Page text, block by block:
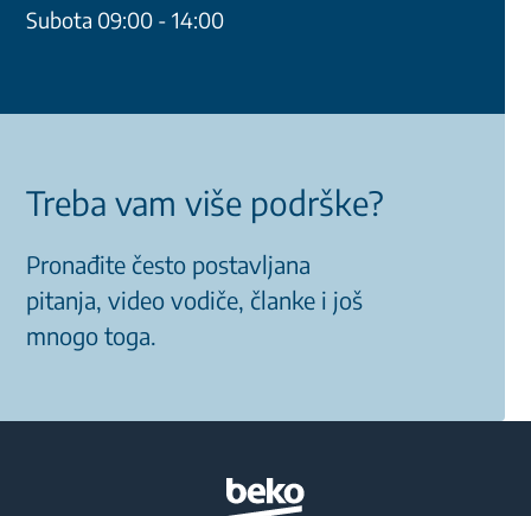
Subota 09:00 - 14:00
Treba vam više podrške?
Pronađite često postavljana
pitanja, video vodiče, članke i još
mnogo toga.